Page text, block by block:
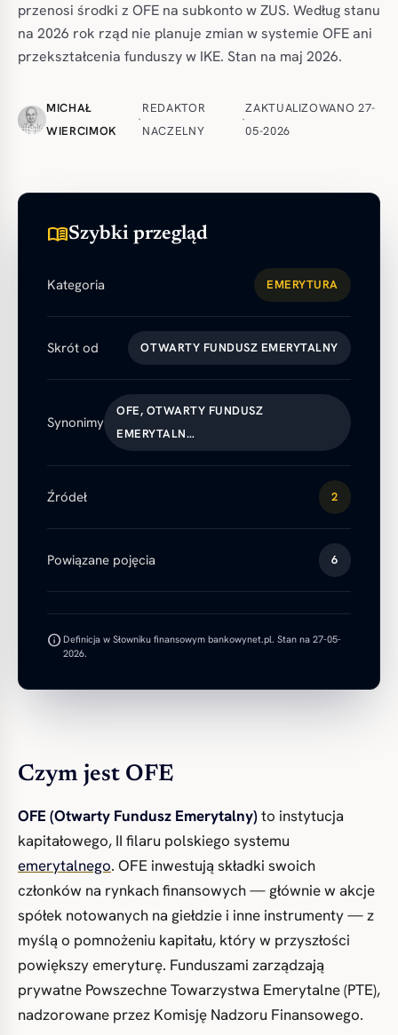
przenosi środki z OFE na subkonto w ZUS. Według stanu
na 2026 rok rząd nie planuje zmian w systemie OFE ani
przekształcenia funduszy w IKE. Stan na maj 2026.
MICHAŁ
WIERCIMOK
·
REDAKTOR
NACZELNY
·
ZAKTUALIZOWANO 27-
05-2026
menu_bookSzybki przegląd
Kategoria EMERYTURA
Skrót od OTWARTY FUNDUSZ EMERYTALNY
Synonimy
OFE, OTWARTY FUNDUSZ
EMERYTALN…
Źródeł 2
Powiązane pojęcia 6
infoDefinicja w Słowniku finansowym bankowynet.pl. Stan na 27-05-
2026.
Czym jest OFE
OFE (Otwarty Fundusz Emerytalny)to instytucja
kapitałowego, II filaru polskiego systemu
emerytalnego. OFE inwestują składki swoich
członków na rynkach finansowych — głównie w akcje
spółek notowanych na giełdzie i inne instrumenty — z
myślą o pomnożeniu kapitału, który w przyszłości
powiększy emeryturę. Funduszami zarządzają
prywatne Powszechne Towarzystwa Emerytalne (PTE),
nadzorowane przez Komisję Nadzoru Finansowego.